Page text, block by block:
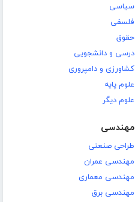
سیاسی
فلسفی
حقوق
درسی و دانشجویی
کشاورزی و دامپروری
علوم پایه
علوم دیگر
مهندسی
طراحی صنعتی
مهندسی عمران
مهندسی معماری
مهندسی برق